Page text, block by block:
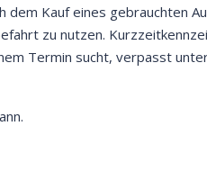
dem Kauf eines gebrauchten
zu nutzen.
Termin sucht, verpasst